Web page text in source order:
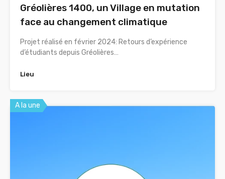
Gréolières 1400, un Village en mutation
face au changement climatique
Projet réalisé en février 2024: Retours d’expérience
d’étudiants depuis Gréolières…
Lieu
A la une